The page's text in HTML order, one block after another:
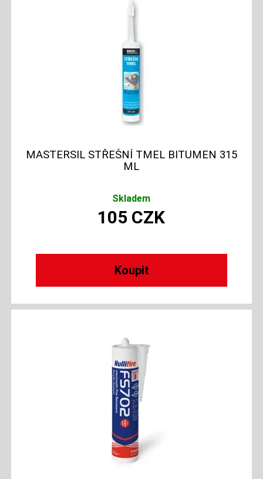
MASTERSIL STŘEŠNÍ TMEL BITUMEN 315
ML
Skladem
105 CZK